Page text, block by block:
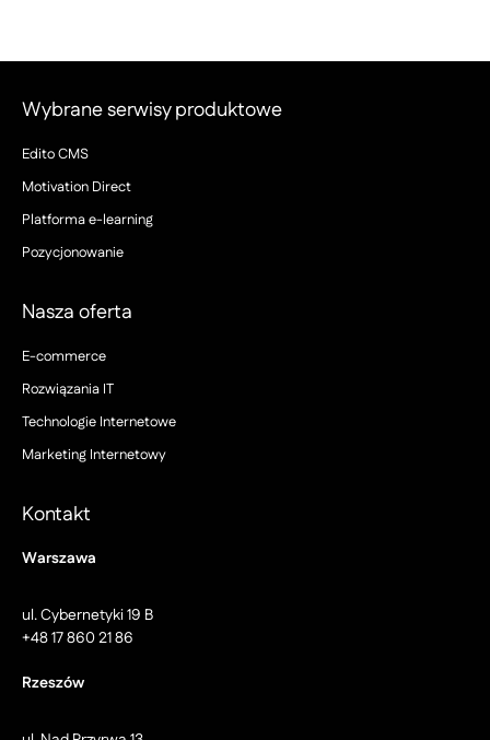
Wybrane serwisy produktowe
Edito CMS
Motivation Direct
Platforma e-learning
Pozycjonowanie
Nasza oferta
E-commerce
Rozwiązania IT
Technologie Internetowe
Marketing Internetowy
Kontakt
Warszawa
ul. Cybernetyki 19 B
+48 17 860 21 86
Rzeszów